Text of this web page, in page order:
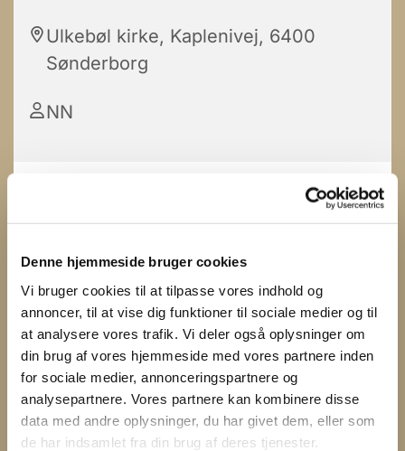
Denne hjemmeside bruger cookies
Vi bruger cookies til at tilpasse vores indhold og
annoncer, til at vise dig funktioner til sociale medier og til
at analysere vores trafik. Vi deler også oplysninger om
din brug af vores hjemmeside med vores partnere inden
for sociale medier, annonceringspartnere og
analysepartnere. Vores partnere kan kombinere disse
data med andre oplysninger, du har givet dem, eller som
de har indsamlet fra din brug af deres tjenester.
Ulkebøl kirke, Kaplenivej, 6400
Sønderborg
NN